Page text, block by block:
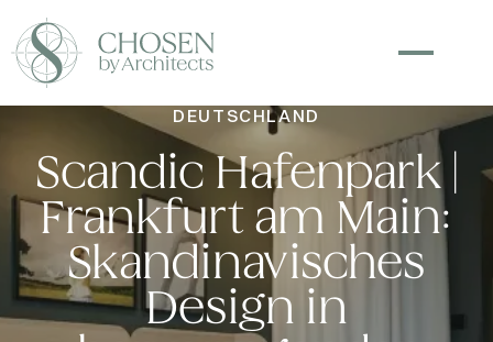
DEUTSCHLAND
Scandic Hafenpark |
Frankfurt am Main:
Skandinavisches
Design in